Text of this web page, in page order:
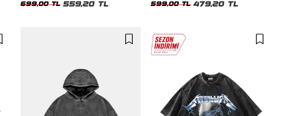
699,00 TL 559,20 TL 599,00 TL 479,20 TL